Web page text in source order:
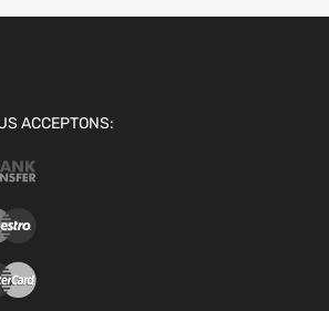
ACCEPTONS: